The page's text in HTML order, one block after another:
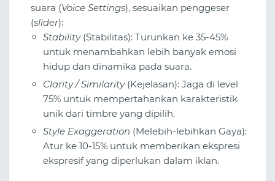
suara (Voice Settings), sesuaikan penggeser
(slider):
Stability(Stabilitas): Turunkan ke 35-45%
untuk menambahkan lebih banyak emosi
hidup dan dinamika pada suara.
Clarity / Similarity(Kejelasan): Jaga di level
75% untuk mempertahankan karakteristik
unik dari timbre yang dipilih.
Style Exaggeration (Melebih-lebihkan Gaya):
Atur ke 10-15% untuk memberikan ekspresi
ekspresif yang diperlukan dalam iklan.